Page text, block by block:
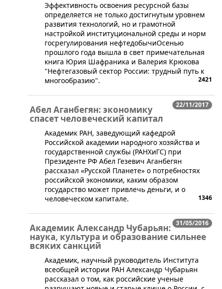
​Эффективность освоения ресурсной базы
определяется не только достигнутым уровнем
развития технологий, но и грамотной
настройкой институциональной среды и норм
госрегулирования нефтедобычиОсенью
прошлого года вышла в свет примечательная
книга Юрия Шафраника и Валерия Крюкова
"Нефтегазовый сектор России: трудный путь к
многообразию".
2421
22/11/2017
Абел Аганбегян: экономику
спасет человеческий капитал
Академик РАН, заведующий кафедрой
Российской академии народного хозяйства и
государственной службы (РАНХиГС) при
Президенте РФ Абел Гезевич Аганбегян
рассказал «Русской Планете» о потребностях
российской экономики, каким образом
государство может привлечь деньги, и о
человеческом капитале.
1346
31/05/2016
Академик Александр Чубарьян:
наука, культура и образование сильнее
всяких санкций
​Академик, научный руководитель Института
всеобщей истории РАН Александр Чубарьян
рассказал о том, как российские ученые